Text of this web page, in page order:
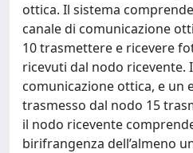
ottica. Il sistema
canale di comunicazione
10 trasmettere e ricevere
ricevuti dal nodo
comunicazione ottica, e
trasmesso dal nodo 15
il nodo ricevente
birifrangenza dell’almeno